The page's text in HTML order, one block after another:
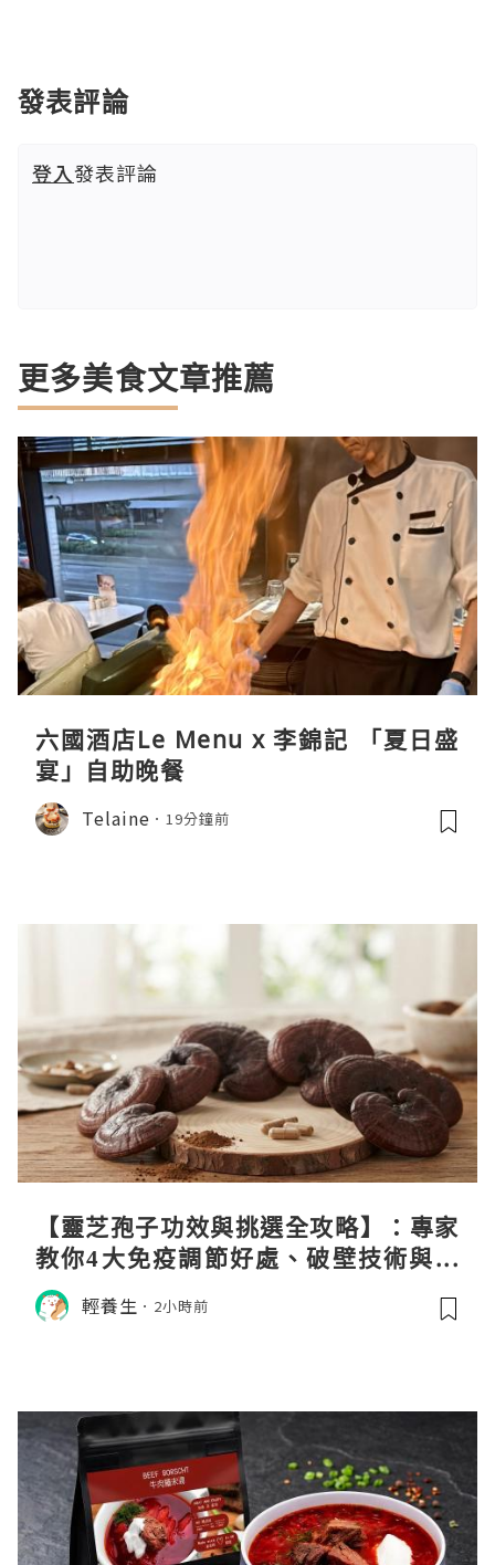
發表評論
登入發表評論
更多美食文章推薦
六國酒店Le Menu x 李錦記 「夏日盛
宴」自助晚餐
Telaine 19分鐘前
【靈芝孢子功效與挑選全攻略】：專家
教你4大免疫調節好處、破壁技術與挑
選秘訣
輕養生 2小時前